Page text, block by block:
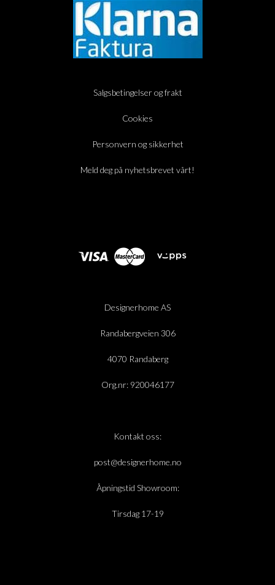
Salgsbetingelser og frakt
Cookies
Personvern og sikkerhet
Meld deg på nyhetsbrevet vårt!
Designerhome AS
Randabergveien 306
4070 Randaberg
Org.nr: 920046177
Kontakt oss:
post@designerhome.no
Åpningstid Showroom:
Tirsdag 17-19